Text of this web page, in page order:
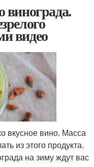
винограда.
видео
вкусное вино. Масса
из этого продукта.
на зиму ждут вас